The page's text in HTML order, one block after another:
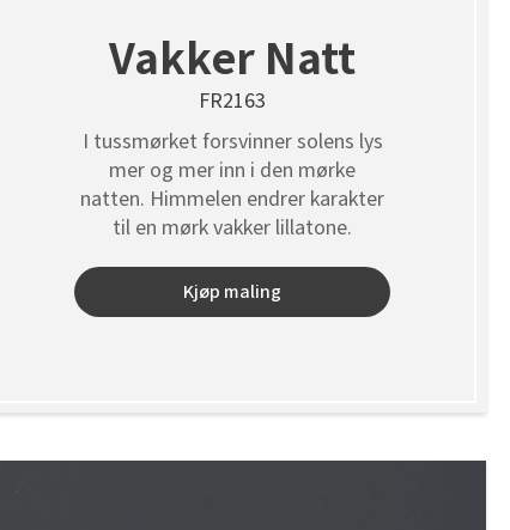
Vakker Natt
FR2163
I tussmørket forsvinner solens lys
mer og mer inn i den mørke
natten. Himmelen endrer karakter
til en mørk vakker lillatone.
Kjøp maling